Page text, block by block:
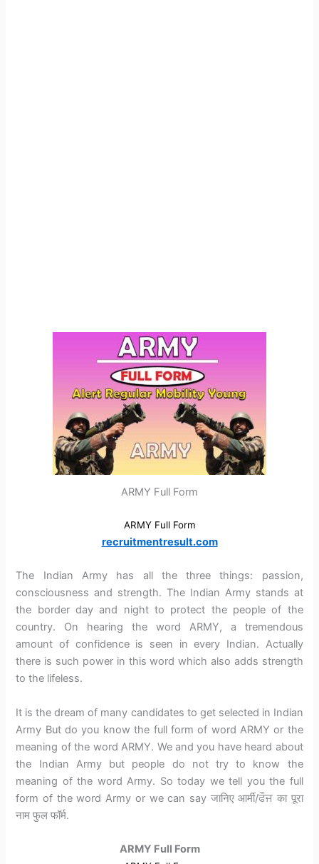
ARMY Full Form
ARMY Full Form
recruitmentresult.com
The Indian Army has all the three things: passion,
consciousness and strength. The Indian Army stands at
the border day and night to protect the people of the
country. On hearing the word ARMY, a tremendous
amount of confidence is seen in every Indian. Actually
there is such power in this word which also adds strength
to the lifeless.
It is the dream of many candidates to get selected in Indian
Army But do you know the full form of word ARMY or the
meaning of the word ARMY. We and you have heard about
the Indian Army but people do not try to know the
meaning of the word Army. So today we tell you the full
form of the word Army or we can say जानिए आर्मी/ਫੌਜ का पूरा
नाम फुल फॉर्म.
ARMY Full Form